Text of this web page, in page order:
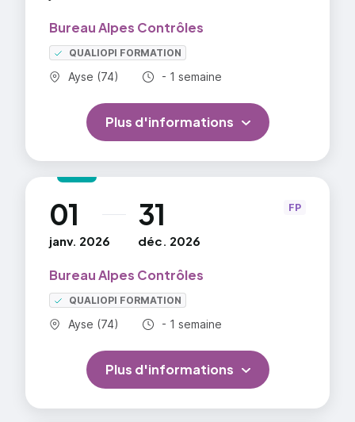
Bureau Alpes Contrôles
QUALIOPI FORMATION
Commune :
Ayse (74) Durée totale :
- 1 semaine
Plus d'informations
01
janv. 2026
au 31
déc. 2026
Bureau Alpes Contrôles
QUALIOPI FORMATION
Commune :
Ayse (74) Durée totale :
- 1 semaine
FP
Plus d'informations